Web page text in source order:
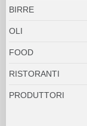
BIRRE
OLI
FOOD
RISTORANTI
PRODUTTORI